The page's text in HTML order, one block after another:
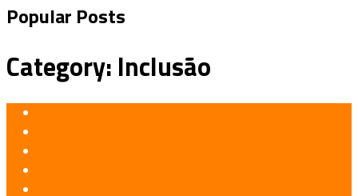
Popular Posts
Category: Inclusão